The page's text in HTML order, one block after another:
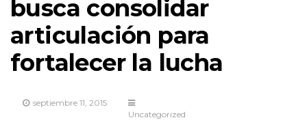
busca consolidar
articulación para
fortalecer la lucha
septiembre 11, 2015
Uncategorized